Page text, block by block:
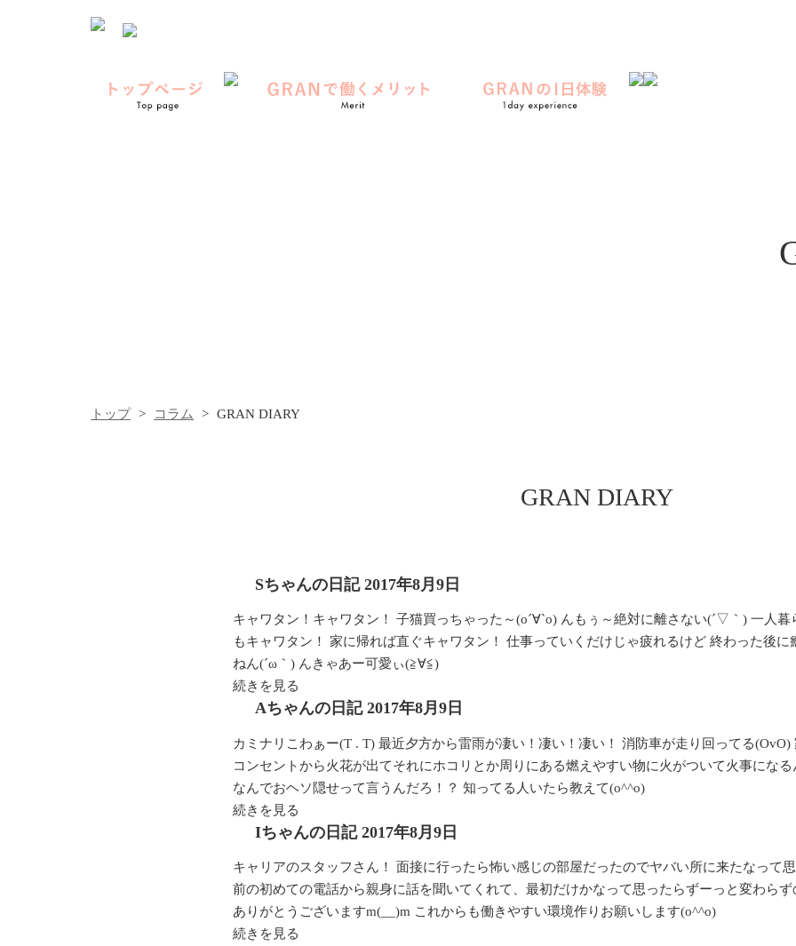
トップ コラム GRAN DIARY
GRAN DIARY
Sちゃんの日記 2017年8月9日
キャワタン！キャワタン！ 子猫買っちゃった～(о´∀`о) んもぅ～絶対に離さない(´▽｀) 一人
もキャワタン！ 家に帰れば直ぐキャワタン！ 仕事っていくだけじゃ疲れるけど 終わった後
ねん(´ω｀) んきゃあー可愛ぃ(≧∀≦)
続きを見る
Aちゃんの日記 2017年8月9日
カミナリこわぁー(T . T) 最近夕方から雷雨が凄い！凄い！凄い！ 消防車が走り回ってる
コンセントから火花が出てそれにホコリとか周りにある燃えやすい物に火がついて火事にな
なんでおヘソ隠せって言うんだろ！？ 知ってる人いたら教えて(o^^o)
続きを見る
Iちゃんの日記 2017年8月9日
キャリアのスタッフさん！ 面接に行ったら怖い感じの部屋だったのでヤバい所に来たなって
前の初めての電話から親身に話を聞いてくれて、最初だけかなって思ったらずーっと変わら
ありがとうございますm(__)m これからも働きやすい環境作りお願いします(o^^o)
続きを見る